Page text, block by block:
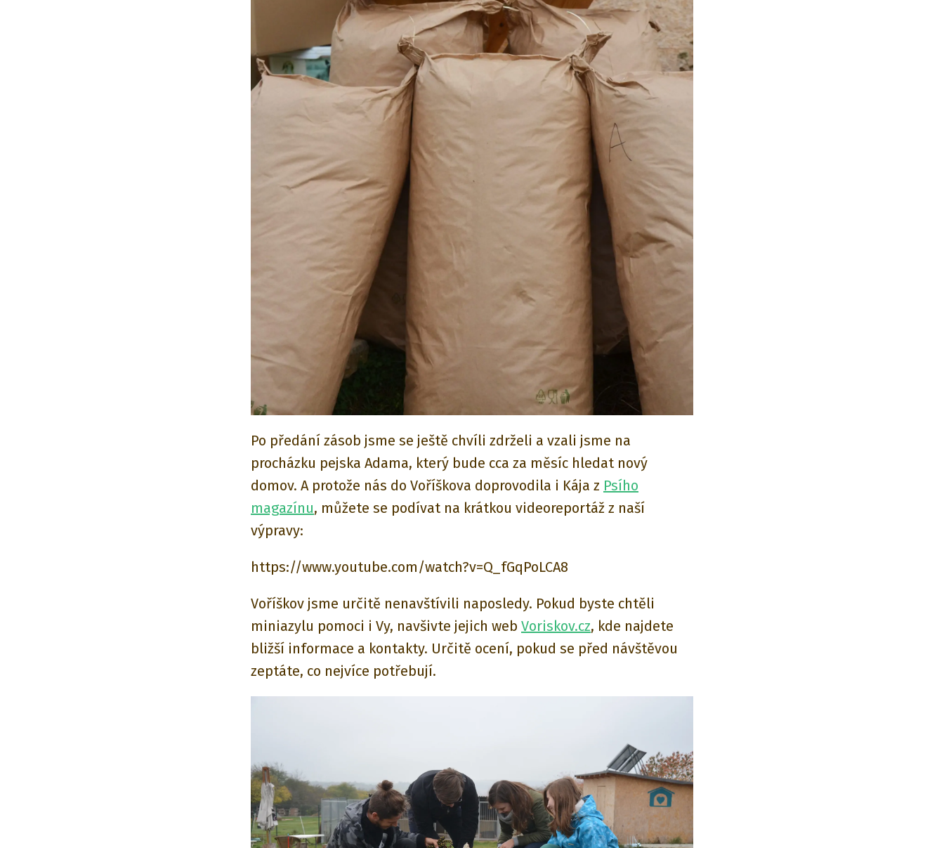
Po předání zásob jsme se ještě chvíli zdrželi a vzali jsme na
procházku pejska Adama, který bude cca za měsíc hledat nový
domov. A protože nás do Voříškova doprovodila i Kája z Psího
magazínu, můžete se podívat na krátkou videoreportáž z naší
výpravy:
https://www.youtube.com/watch?v=Q_fGqPoLCA8
Voříškov jsme určitě nenavštívili naposledy. Pokud byste chtěli
miniazylu pomoci i Vy, navšivte jejich web Voriskov.cz, kde najdete
bližší informace a kontakty. Určitě ocení, pokud se před návštěvou
zeptáte, co nejvíce potřebují.